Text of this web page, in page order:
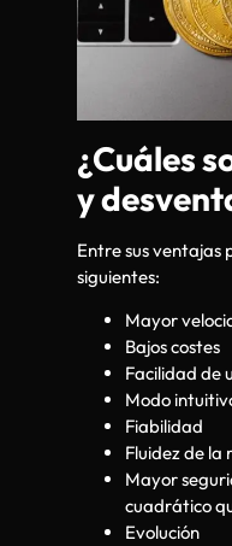
¿Cuáles
y
Entre sus ventajas
siguientes:
Mayor
Bajos costes
Facilidad de
Modo
Fiabilidad
Fluidez de la
Mayor
cuadrático
Evolución